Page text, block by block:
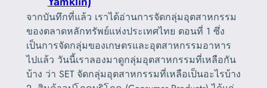
จากบันทึกที่แล้ว เราได้อ่านการจัดกลุ่มอุตสาหกรรม
ของตลาดหลักทรัพย์แห่งประเทศไทย ตอนที่ 1 ซึ่ง
เป็นการจัดกลุ่มของเกษตรและอุตสาหกรรมอาหาร
ไปแล้ว วันนี้เราลองมาดูกลุ่มอุตสาหกรรมที่เหลือกัน
บ้าง ว่า SET จัดกลุ่มอุตสาหกรรมที่เหลือเป็นอะไรบ้าง